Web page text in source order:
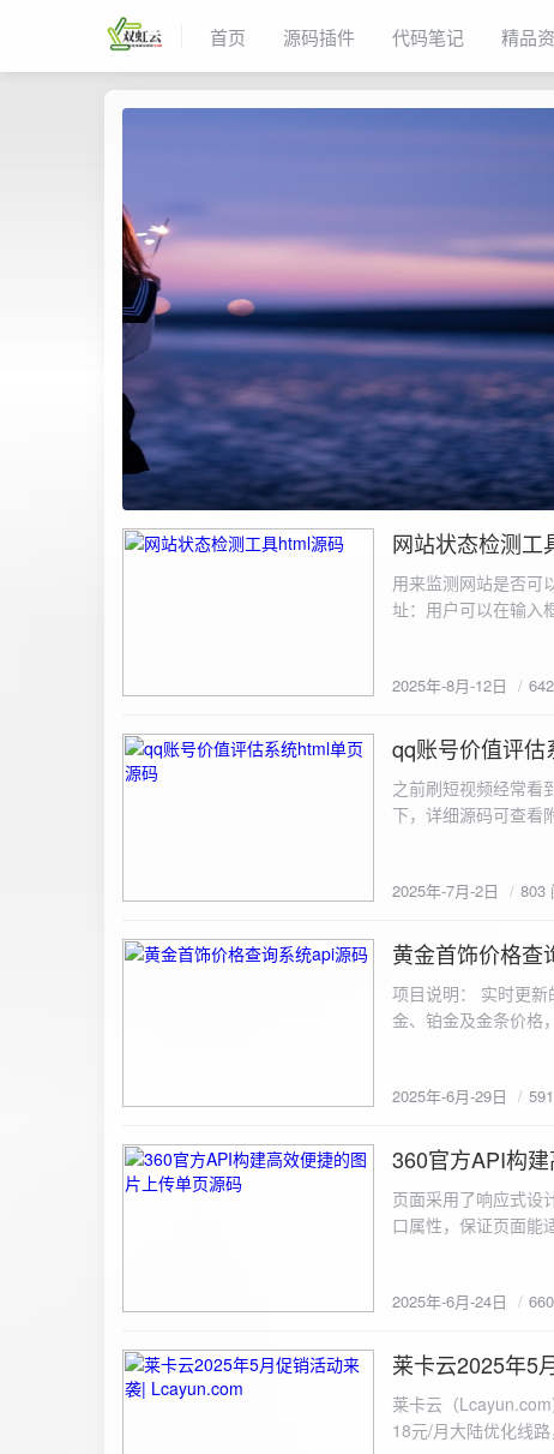
首页 源码插件 代码笔记 精品
2025-8-12
网站状态检测工
用来监测网站是否可
址：用户可以在输入
同时也会从筛选下拉
测功能： 设置监测
停止监测：点击 “开
隔时间循环检测。点
行最多 3 次重试，
会显示所有或筛选后
2025年-8月-12日
2025-7-2
qq账号价值评估
之前刷短视频经常看
2025年-7月-2日 803
2025-6-29
黄金首饰价格查
项目说明： 实时更
金、铂金及金条价格
2025年-6月-29日
2025-6-24
360官方API构
页面采用了响应式设
口属性，保证页面能
重置默认样式 */ * { margin: 0; padding: 0; box-sizing: border-box; } /* 设置页面的字体和添加背景图片 */
center fixed; /* 使用服务器上的路径 */ background-
#333; display: flex; justify-content: center; align-items: center; min-height: 100vh; margin: 0; } /* 容器样
式 */ .container { background-color: rgba(255, 255, 255, 0.9); /* 使用半透明白色背景，以便在图片背景
上更清晰地显示内容 */ padding: 30px; border-radius: 8px; box-shadow: 0 4px 8px rgba(0, 0, 0,
2025年-6月-24日
2025-5-20
莱卡云2025年5
莱卡云（Lcayun.com）五一促销活动来袭 莱卡云
18元/月大陆优化线